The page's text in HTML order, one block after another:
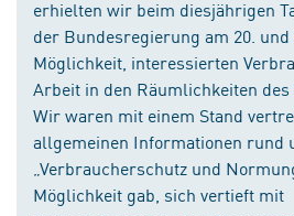
erhielten wir beim diesjährigen
der Bundesregierung am 20. und
Möglichkeit, interessierten
Arbeit in den Räumlichkeiten des
Wir waren mit einem Stand
allgemeinen Informationen rund
„Verbraucherschutz und
Möglichkeit gab, sich vertieft mit